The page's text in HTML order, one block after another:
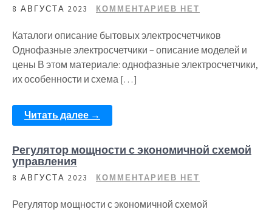
8 АВГУСТА 2023 КОММЕНТАРИЕВ НЕТ
Каталоги описание бытовых электросчетчиков
Однофазные электросчетчики – описание моделей и
цены В этом материале: однофазные электросчетчики,
их особенности и схема […]
Читать далее →
Регулятор мощности с экономичной схемой
управления
8 АВГУСТА 2023 КОММЕНТАРИЕВ НЕТ
Регулятор мощности с экономичной схемой